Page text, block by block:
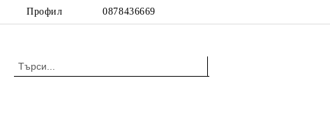
Профил 0878436669